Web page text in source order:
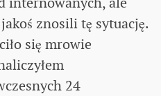
znosili tę sytuację.
się mrowie
24